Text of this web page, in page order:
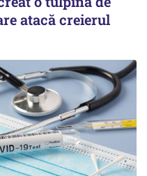
atacă creierul